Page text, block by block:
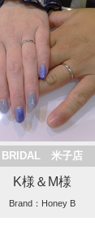
BRIDAL 米子店
K様＆M様
Brand：Honey B